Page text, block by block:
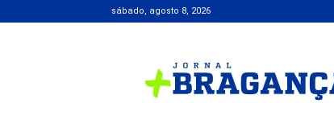
sábado, agosto 8, 2026
+
Bragança